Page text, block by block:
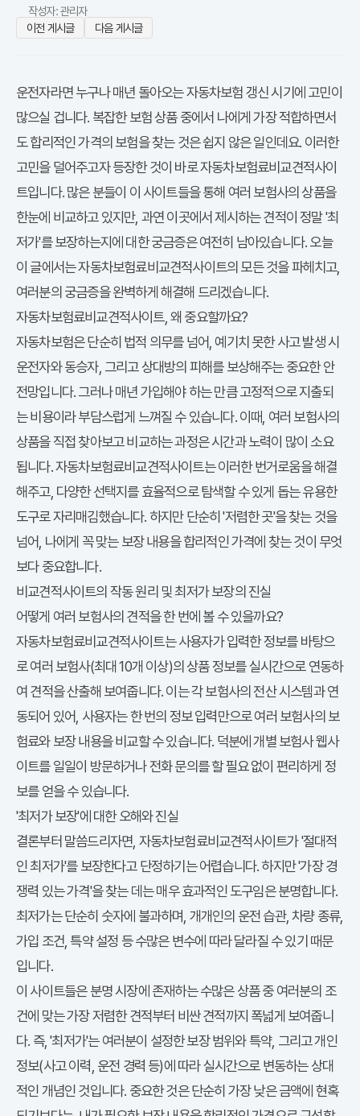
작성자: 관리자
이전 게시글
다음 게시글
운전자라면 누구나 매년 돌아오는 자동차보험 갱신 시기에 고민이
많으실 겁니다. 복잡한 보험 상품 중에서 나에게 가장 적합하면서
도 합리적인 가격의 보험을 찾는 것은 쉽지 않은 일인데요. 이러한
고민을 덜어주고자 등장한 것이 바로자동차보험료비교견적사이
트입니다. 많은 분들이 이 사이트들을 통해 여러 보험사의 상품을
한눈에 비교하고 있지만, 과연 이곳에서 제시하는 견적이 정말 '최
저가'를 보장하는지에 대한 궁금증은 여전히 남아있습니다. 오늘
이 글에서는자동차보험료비교견적사이트의 모든 것을 파헤치고,
여러분의 궁금증을 완벽하게 해결해 드리겠습니다.
자동차보험료비교견적사이트, 왜 중요할까요?
자동차보험은 단순히 법적 의무를 넘어, 예기치 못한 사고 발생 시
운전자와 동승자, 그리고 상대방의 피해를 보상해주는 중요한 안
전망입니다. 그러나 매년 가입해야 하는 만큼 고정적으로 지출되
는 비용이라 부담스럽게 느껴질 수 있습니다. 이때, 여러 보험사의
상품을 직접 찾아보고 비교하는 과정은 시간과 노력이 많이 소요
됩니다.자동차보험료비교견적사이트는 이러한 번거로움을 해결
해주고, 다양한 선택지를 효율적으로 탐색할 수 있게 돕는 유용한
도구로 자리매김했습니다. 하지만 단순히 '저렴한 곳'을 찾는 것을
넘어, 나에게 꼭 맞는 보장 내용을 합리적인 가격에 찾는 것이 무엇
보다 중요합니다.
비교견적사이트의 작동 원리 및 최저가 보장의 진실
어떻게 여러 보험사의 견적을 한 번에 볼 수 있을까요?
자동차보험료비교견적사이트는 사용자가 입력한 정보를 바탕으
로 여러 보험사(최대 10개 이상)의 상품 정보를 실시간으로 연동하
여 견적을 산출해 보여줍니다. 이는 각 보험사의 전산 시스템과 연
동되어 있어, 사용자는 한 번의 정보 입력만으로 여러 보험사의 보
험료와 보장 내용을 비교할 수 있습니다. 덕분에 개별 보험사 웹사
이트를 일일이 방문하거나 전화 문의를 할 필요 없이 편리하게 정
보를 얻을 수 있습니다.
'최저가 보장'에 대한 오해와 진실
결론부터 말씀드리자면, 자동차보험료비교견적사이트가 '절대적
인 최저가'를 보장한다고 단정하기는 어렵습니다. 하지만 '가장 경
쟁력 있는 가격'을 찾는 데는 매우 효과적인 도구임은 분명합니다.
최저가는 단순히 숫자에 불과하며, 개개인의 운전 습관, 차량 종류,
가입 조건, 특약 설정 등 수많은 변수에 따라 달라질 수 있기 때문
입니다.
이 사이트들은 분명 시장에 존재하는 수많은 상품 중 여러분의 조
건에 맞는 가장 저렴한 견적부터 비싼 견적까지 폭넓게 보여줍니
다. 즉, '최저가'는 여러분이 설정한 보장 범위와 특약, 그리고 개인
정보(사고 이력, 운전 경력 등)에 따라 실시간으로 변동하는 상대
적인 개념인 것입니다. 중요한 것은 단순히 가장 낮은 금액에 현혹